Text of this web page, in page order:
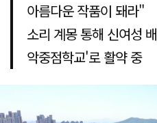
아름다운 작품이 돼라"
소리 계몽 통해 신여성
악중점학교'로 활약 중